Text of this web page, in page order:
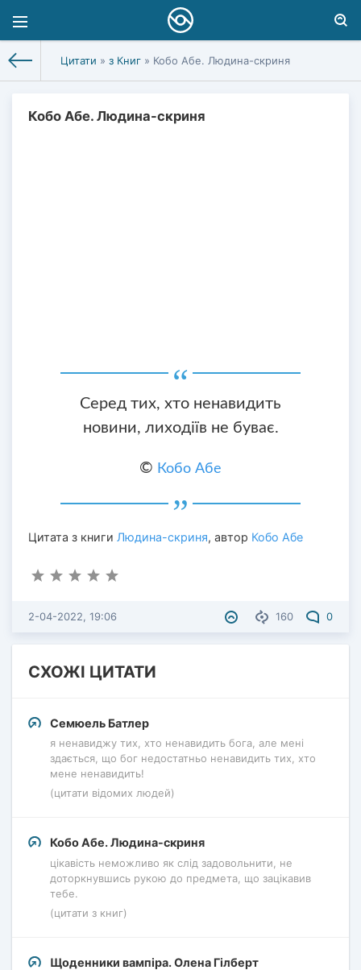
Цитати » з Книг » Кобо Абе. Людина-скриня
Кобо Абе. Людина-скриня
Серед тих, хто ненавидить
новини, лиходіїв не буває.
© Кобо Абе
Цитата з книги Людина-скриня, автор Кобо Абе
160 0
2-04-2022, 19:06
СХОЖІ ЦИТАТИ
Семюель Батлер
я ненавиджу тих, хто ненавидить бога, але мені
здається, що бог недостатньо ненавидить тих, хто
мене ненавидить!
(цитати відомих людей)
Кобо Абе. Людина-скриня
цікавість неможливо як слід задовольнити, не
доторкнувшись рукою до предмета, що зацікавив
тебе.
(цитати з книг)
Щоденники вампіра. Олена Гілберт